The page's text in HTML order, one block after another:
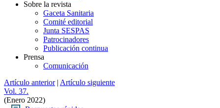
Sobre la revista
Gaceta Sanitaria
Comité editorial
Junta SESPAS
Patrocinadores
Publicación continua
Prensa
Comunicación
Artículo anterior| Artículo siguiente
Vol. 37.
(Enero 2022)